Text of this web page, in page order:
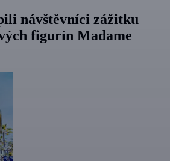
návštěvníci zážitku
figurín Madame